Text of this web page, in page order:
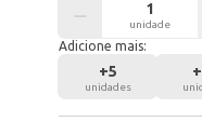
unidade
Adicione mais:
+5
unidades
+